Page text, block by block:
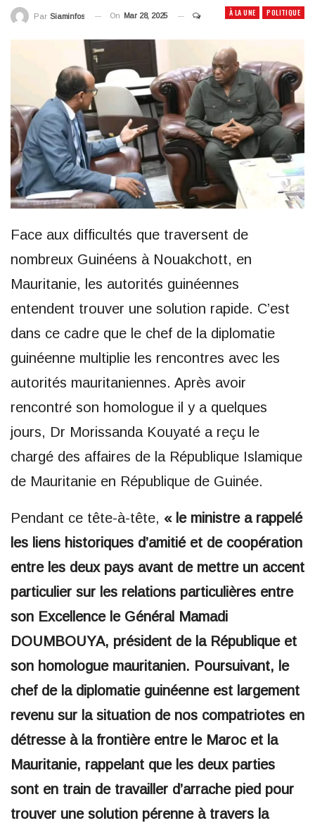
À LA UNE POLITIQUE
Par Siaminfos On Mar 28, 2025
Face aux difficultés que traversent de
nombreux Guinéens à Nouakchott, en
Mauritanie, les autorités guinéennes
entendent trouver une solution rapide. C’est
dans ce cadre que le chef de la diplomatie
guinéenne multiplie les rencontres avec les
autorités mauritaniennes. Après avoir
rencontré son homologue il y a quelques
jours, Dr Morissanda Kouyaté a reçu le
chargé des affaires de la République Islamique
de Mauritanie en République de Guinée.
Pendant ce tête-à-tête, « le ministre a rappelé
les liens historiques d’amitié et de coopération
entre les deux pays avant de mettre un accent
particulier sur les relations particulières entre
son Excellence le Général Mamadi
DOUMBOUYA, président de la République et
son homologue mauritanien. Poursuivant, le
chef de la diplomatie guinéenne est largement
revenu sur la situation de nos compatriotes en
détresse à la frontière entre le Maroc et la
Mauritanie, rappelant que les deux parties
sont en train de travailler d’arrache pied pour
trouver une solution pérenne à travers la